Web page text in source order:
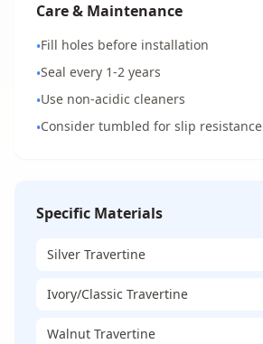
Care & Maintenance
•Fill holes before installation
•Seal every 1-2 years
•Use non-acidic cleaners
•Consider tumbled for slip resistance
Specific Materials
Silver Travertine
Ivory/Classic Travertine
Walnut Travertine